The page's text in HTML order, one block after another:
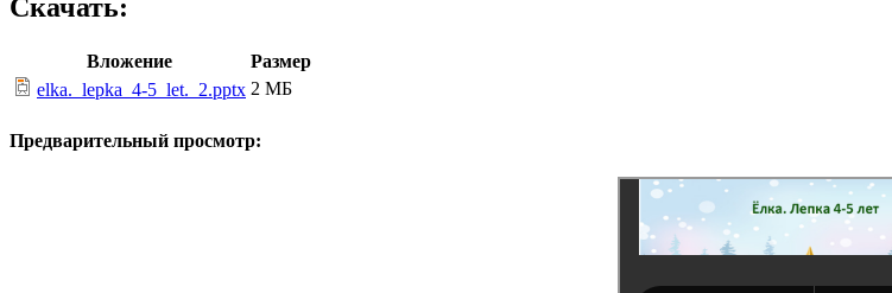
Скачать:
Вложение
Размер
elka._lepka_4-5_let._2.pptx 2 МБ
Предварительный просмотр: